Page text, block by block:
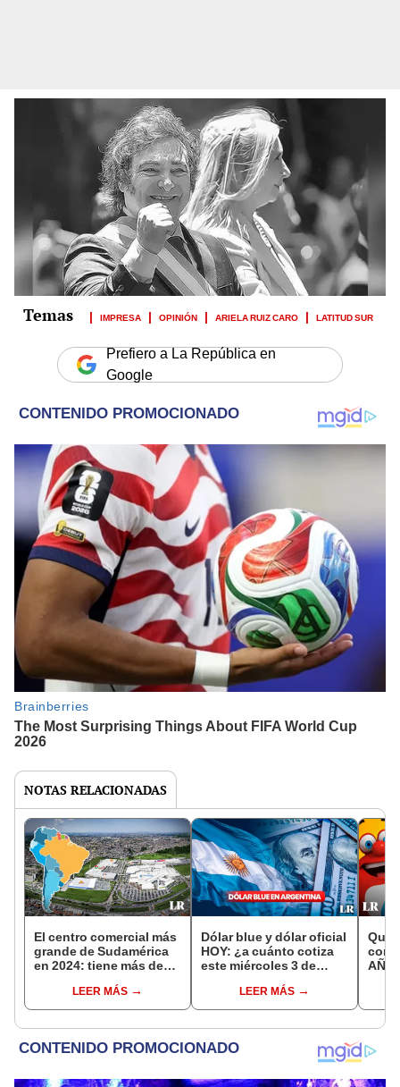
IMPRESA OPINIÓN ARIELA RUIZ CARO LATITUD SUR
Prefiero a La República en
Google
NOTAS RELACIONADAS
El centro comercial más
grande de Sudamérica
en 2024: tiene más de
LEER MÁS
Dólar blue y dólar oficial
HOY: ¿a cuánto cotiza
este miércoles 3 de
LEER MÁS
AÑO